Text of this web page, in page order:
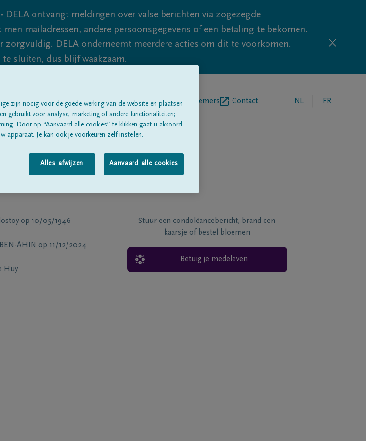
DELA ontvangt meldingen over valse berichten via zogezegde
mailadressen, andere persoonsgegevens of een betaling te bekomen.
DELA onderneemt meerdere acties om dit te voorkomen.
sluiten, dus blijf waakzaam.
Alle rouwberichtenOver onsBegrafenisondernemers Contact NL FR
op 10/05/1946
BEN-AHIN op 11/12/2024
Huy
Stuur een condoléancebericht, brand een
kaarsje of bestel bloemen
Betuig je medeleven
zijn nodig voor de goede werking van de website en plaatsen
gebruikt voor analyse, marketing of andere functionaliteiten;
Door op “Aanvaard alle cookies” te klikken gaat u akkoord
apparaat. Je kan ook je voorkeuren zelf instellen.
Alles afwijzen Aanvaard alle cookies